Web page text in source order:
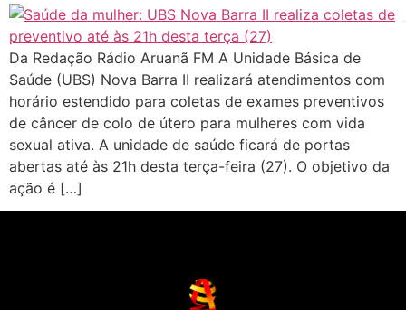
Da Redação Rádio Aruanã FM A Unidade Básica de
Saúde (UBS) Nova Barra II realizará atendimentos com
horário estendido para coletas de exames preventivos
de câncer de colo de útero para mulheres com vida
sexual ativa. A unidade de saúde ficará de portas
abertas até às 21h desta terça-feira (27). O objetivo da
ação é […]